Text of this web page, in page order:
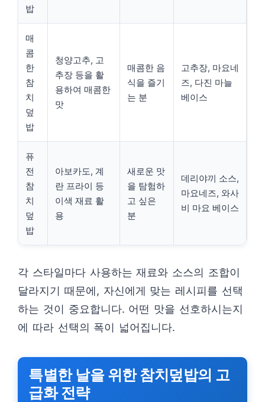
밥
매
콤
한
참
치
덮
밥
청양고추, 고
추장 등을 활
용하여 매콤한
맛
매콤한 음
식을 즐기
는 분
고추장, 마요네
즈, 다진 마늘
베이스
퓨
전
참
치
덮
밥
아보카도, 계
란 프라이 등
이색 재료 활
용
새로운 맛
을 탐험하
고 싶은
분
데리야끼 소스,
마요네즈, 와사
비 마요 베이스
각 스타일마다 사용하는 재료와 소스의 조합이
달라지기 때문에, 자신에게 맞는 레시피를 선택
하는 것이 중요합니다. 어떤 맛을 선호하시는지
에 따라 선택의 폭이 넓어집니다.
특별한 날을 위한 참치덮밥의 고
급화 전략